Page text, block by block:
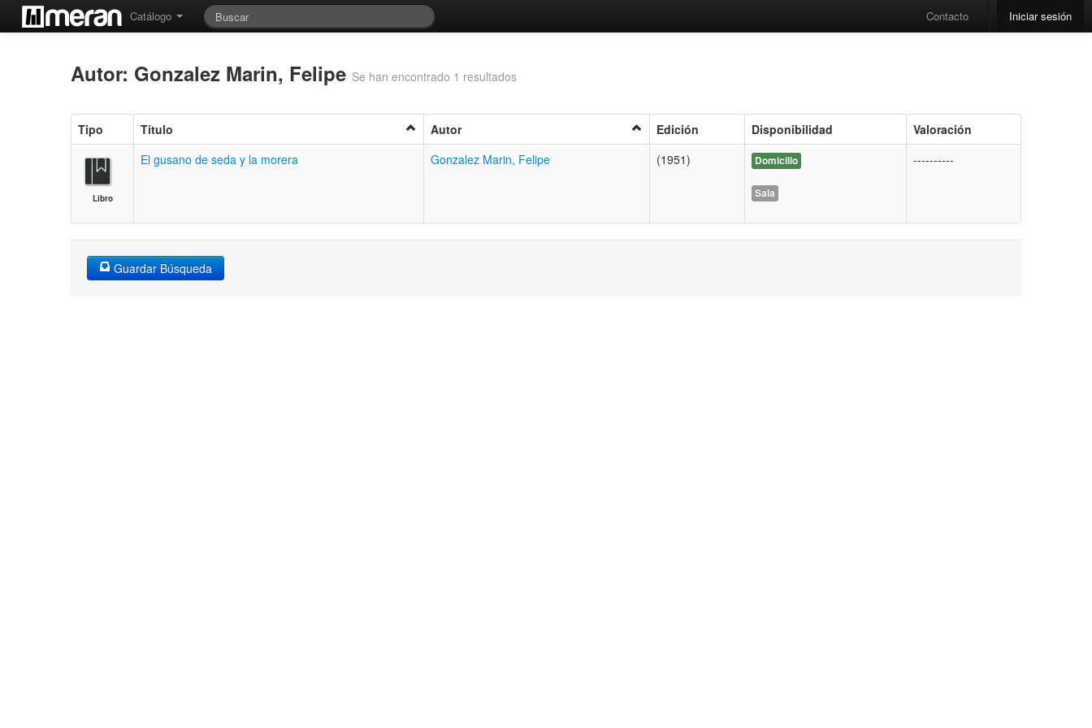
Catálogo Contacto Iniciar sesión
Autor: Gonzalez Marin, Felipe Se han encontrado 1 resultados
Tipo Título Autor Edición Disponibilidad Valoración
Libro
El gusano de seda y la morera Gonzalez Marin, Felipe (1951) Domicilio
Sala
----------
Guardar Búsqueda